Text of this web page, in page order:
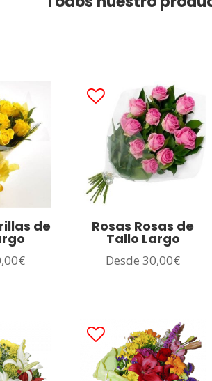
de
€
Rosas Rosas de
Tallo Largo
Desde30,00€